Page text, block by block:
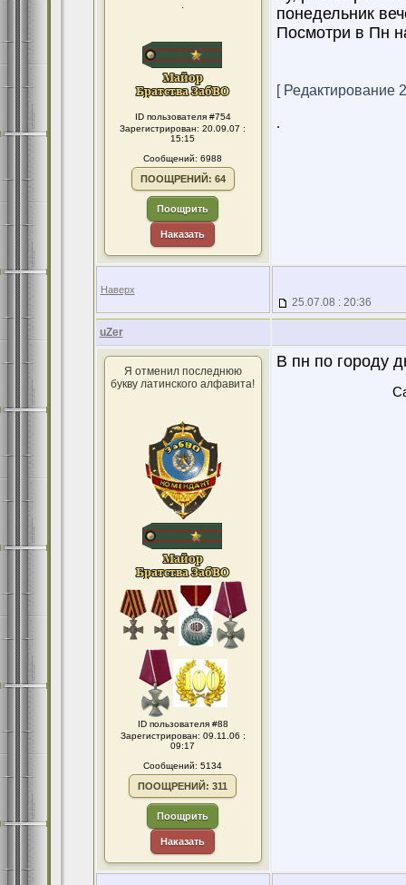
.
ID пользователя #754
Зарегистрирован: 20.09.07 :
15:15
Сообщений: 6988
ПООЩРЕНИЙ: 64
Поощрить
Наказать
понедельник
Посмотри в Пн
[ Редактирование
.
Наверх
25.07.08 : 20:36
uZer
Я отменил последнюю
букву латинского алфавита!
ID пользователя #88
Зарегистрирован: 09.11.06 :
09:17
Сообщений: 5134
ПООЩРЕНИЙ: 311
Поощрить
Наказать
В пн по городу